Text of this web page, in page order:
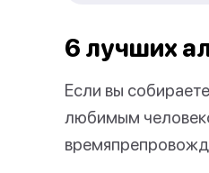
6 лучших
Если вы
любимым